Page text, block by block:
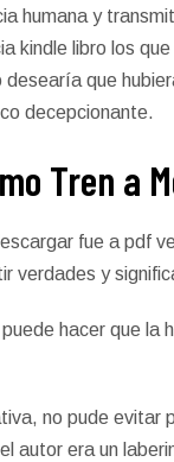
humana y
kindle libro los
desearía que
decepcionante.
Tren a
fue a pdf
verdades y
hacer que
no pude
autor era un